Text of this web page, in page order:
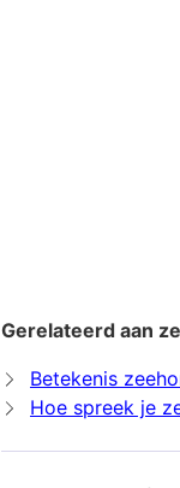
Gerelateerd aan
Betekenis
Hoe spreek je